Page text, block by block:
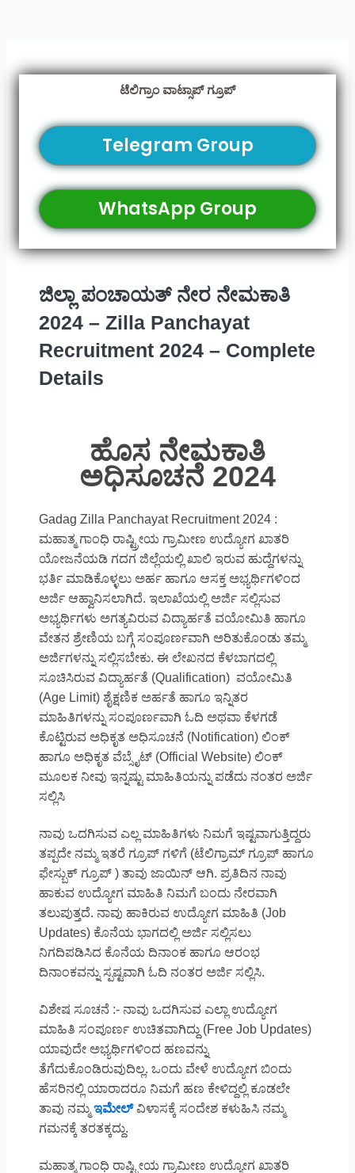
ಟೆಲಿಗ್ರಾಂ ವಾಟ್ಸಾಪ್ ಗ್ರೂಪ್
Telegram Group
WhatsApp Group
ಜಿಲ್ಲಾ ಪಂಚಾಯತ್ ನೇರ ನೇಮಕಾತಿ
2024 – Zilla Panchayat
Recruitment 2024 – Complete
Details
ಹೊಸ ನೇಮಕಾತಿ
ಅಧಿಸೂಚನೆ 2024
Gadag Zilla Panchayat Recruitment 2024 :
ಮಹಾತ್ಮ ಗಾಂಧಿ ರಾಷ್ಟ್ರೀಯ ಗ್ರಾಮೀಣ ಉದ್ಯೋಗ ಖಾತರಿ
ಯೋಜನೆಯಡಿ ಗದಗ ಜಿಲ್ಲೆಯಲ್ಲಿ ಖಾಲಿ ಇರುವ ಹುದ್ದೆಗಳನ್ನು
ಭರ್ತಿ ಮಾಡಿಕೊಳ್ಳಲು ಅರ್ಹ ಹಾಗೂ ಆಸಕ್ತ ಅಭ್ಯರ್ಥಿಗಳಿಂದ
ಅರ್ಜಿ ಆಹ್ವಾನಿಸಲಾಗಿದೆ. ಇಲಾಖೆಯಲ್ಲಿ ಅರ್ಜಿ ಸಲ್ಲಿಸುವ
ಅಭ್ಯರ್ಥಿಗಳು ಅಗತ್ಯವಿರುವ ವಿದ್ಯಾರ್ಹತೆ ವಯೋಮಿತಿ ಹಾಗೂ
ವೇತನ ಶ್ರೇಣಿಯ ಬಗ್ಗೆ ಸಂಪೂರ್ಣವಾಗಿ ಅರಿತುಕೊಂಡು ತಮ್ಮ
ಅರ್ಜಿಗಳನ್ನು ಸಲ್ಲಿಸಬೇಕು. ಈ ಲೇಖನದ ಕೆಳಬಾಗದಲ್ಲಿ
ಸೂಚಿಸಿರುವ ವಿದ್ಯಾರ್ಹತೆ (Qualification) ವಯೋಮಿತಿ
(Age Limit) ಶೈಕ್ಷಣಿಕ ಅರ್ಹತೆ ಹಾಗೂ ಇನ್ನಿತರ
ಮಾಹಿತಿಗಳನ್ನು ಸಂಪೂರ್ಣವಾಗಿ ಓದಿ ಅಥವಾ ಕೆಳಗಡೆ
ಕೊಟ್ಟಿರುವ ಅಧಿಕೃತ ಅಧಿಸೂಚನೆ (Notification) ಲಿಂಕ್
ಹಾಗೂ ಅಧಿಕೃತ ವೆಬ್ಸೈಟ್ (Official Website) ಲಿಂಕ್
ಮೂಲಕ ನೀವು ಇನ್ನಷ್ಟು ಮಾಹಿತಿಯನ್ನು ಪಡೆದು ನಂತರ ಅರ್ಜಿ
ಸಲ್ಲಿಸಿ
ನಾವು ಒದಗಿಸುವ ಎಲ್ಲ ಮಾಹಿತಿಗಳು ನಿಮಗೆ ಇಷ್ಟವಾಗುತ್ತಿದ್ದರು
ತಪ್ಪದೇ ನಮ್ಮ ಇತರೆ ಗ್ರೂಪ್ ಗಳಿಗೆ (ಟೆಲಿಗ್ರಾಮ್ ಗ್ರೂಪ್ ಹಾಗೂ
ಫೇಸ್ಬುಕ್ ಗ್ರೂಪ್ ) ತಾವು ಜಾಯಿನ್ ಆಗಿ. ಪ್ರತಿದಿನ ನಾವು
ಹಾಕುವ ಉದ್ಯೋಗ ಮಾಹಿತಿ ನಿಮಗೆ ಬಂದು ನೇರವಾಗಿ
ತಲುಪುತ್ತದೆ. ನಾವು ಹಾಕಿರುವ ಉದ್ಯೋಗ ಮಾಹಿತಿ (Job
Updates) ಕೊನೆಯ ಭಾಗದಲ್ಲಿ ಅರ್ಜಿ ಸಲ್ಲಿಸಲು
ನಿಗದಿಪಡಿಸಿದ ಕೊನೆಯ ದಿನಾಂಕ ಹಾಗೂ ಆರಂಭ
ದಿನಾಂಕವನ್ನು ಸ್ಪಷ್ಟವಾಗಿ ಓದಿ ನಂತರ ಅರ್ಜಿ ಸಲ್ಲಿಸಿ.
ವಿಶೇಷ ಸೂಚನೆ :- ನಾವು ಒದಗಿಸುವ ಎಲ್ಲಾ ಉದ್ಯೋಗ
ಮಾಹಿತಿ ಸಂಪೂರ್ಣ ಉಚಿತವಾಗಿದ್ದು (Free Job Updates)
ಯಾವುದೇ ಅಭ್ಯರ್ಥಿಗಳಿಂದ ಹಣವನ್ನು
ತೆಗೆದುಕೊಂಡಿರುವುದಿಲ್ಲ. ಒಂದು ವೇಳೆ ಉದ್ಯೋಗ ಬಿಂದು
ಹೆಸರಿನಲ್ಲಿ ಯಾರಾದರೂ ನಿಮಗೆ ಹಣ ಕೇಳಿದ್ದಲ್ಲಿ ಕೂಡಲೇ
ತಾವು ನಮ್ಮಇಮೇಲ್ವಿಳಾಸಕ್ಕೆ ಸಂದೇಶ ಕಳುಹಿಸಿ ನಮ್ಮ
ಗಮನಕ್ಕೆ ತರತಕ್ಕದ್ದು.
ಮಹಾತ್ಮ ಗಾಂಧಿ ರಾಷ್ಟ್ರೀಯ ಗ್ರಾಮೀಣ ಉದ್ಯೋಗ ಖಾತರಿ